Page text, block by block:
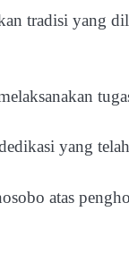
tradisi yang
yang
atas